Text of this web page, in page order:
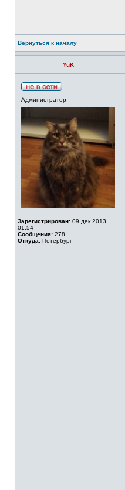
Вернуться к началу
YuK
Администратор
Зарегистрирован: 09 дек 2013
01:54
Сообщения: 278
Откуда: Петербург